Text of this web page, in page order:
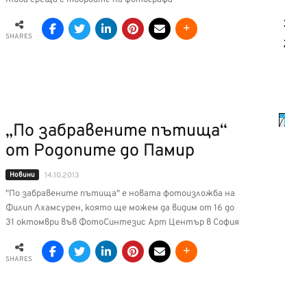
SHARES
„По забравените пътища“
oт Родопите до Памир
Новини 14.10.2013
"По забравените пътища" е новата фотоизложба на
Филип Лхамсурен, която ще можем да видим от 16 до
31 октомври във ФотоСинтезис Арт Център в София
SHARES